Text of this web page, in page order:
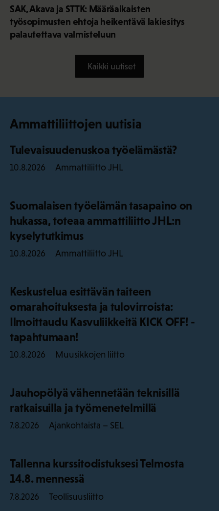
SAK, Akava ja STTK: Määräaikaisten
työsopimusten ehtoja heikentävä lakiesitys
palautettava valmisteluun
Kaikki uutiset
Ammattiliittojen uutisia
Tulevaisuudenuskoa työelämästä?
10.8.2026 Ammattiliitto JHL
Suomalaisen työelämän tasapaino on
hukassa, toteaa ammattiliitto JHL:n
kyselytutkimus
10.8.2026 Ammattiliitto JHL
Keskustelua esittävän taiteen
omarahoituksesta ja tulovirroista:
Ilmoittaudu Kasvuliikkeitä KICK OFF! -
tapahtumaan!
10.8.2026 Muusikkojen liitto
Jauhopölyä vähennetään teknisillä
ratkaisuilla ja työmenetelmillä
7.8.2026 Ajankohtaista – SEL
Tallenna kurssitodistuksesi Telmosta
14.8. mennessä
7.8.2026 Teollisuusliitto